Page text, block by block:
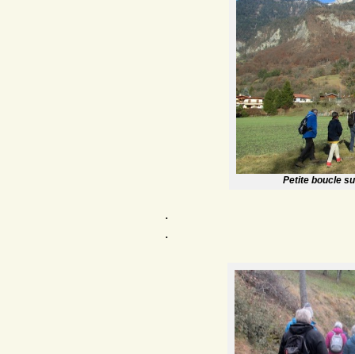
Petite boucle
.
.